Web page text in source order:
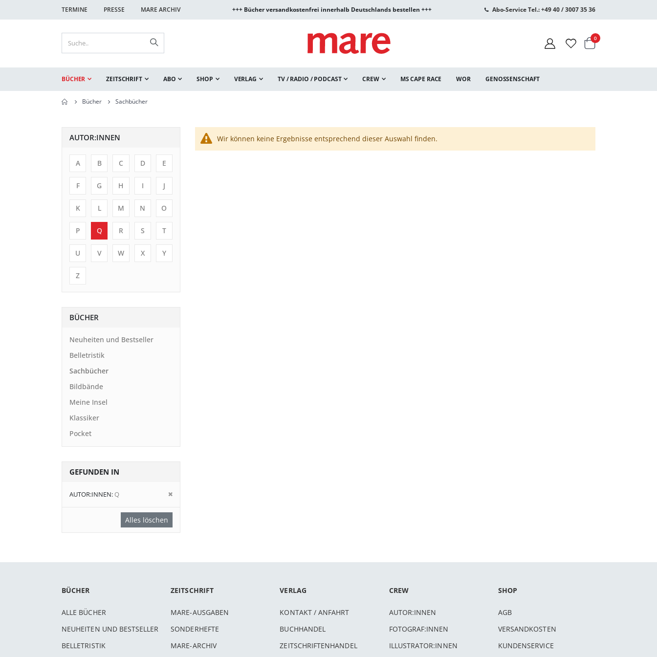
TERMINE PRESSE MARE ARCHIV +++ Bücher versandkostenfrei innerhalb Deutschlands bestellen +++ Abo-Service Tel.: +49 40 / 3007 35 36
Warenkorb
0Artikel
BÜCHER ZEITSCHRIFT ABO SHOP VERLAG TV / RADIO / PODCAST CREW MS CAPE RACE WOR GENOSSENSCHAFT
Bücher Sachbücher
Wir können keine Ergebnisse entsprechend dieser Auswahl finden.
AUTOR:INNEN
A B C D E
F G H I J
K L M N O
P Q R S T
U V W X Y
Z
BÜCHER
Neuheiten und Bestseller
Belletristik
Sachbücher
Bildbände
Meine Insel
Klassiker
Pocket
GEFUNDEN IN
AUTOR:INNEN Q
Diesen
Alles löschen
BÜCHER
ALLE BÜCHER
NEUHEITEN UND BESTSELLER
BELLETRISTIK
ZEITSCHRIFT
MARE-AUSGABEN
SONDERHEFTE
MARE-ARCHIV
VERLAG
KONTAKT / ANFAHRT
BUCHHANDEL
ZEITSCHRIFTENHANDEL
CREW
AUTOR:INNEN
FOTOGRAF:INNEN
ILLUSTRATOR:INNEN
SHOP
AGB
VERSANDKOSTEN
KUNDENSERVICE